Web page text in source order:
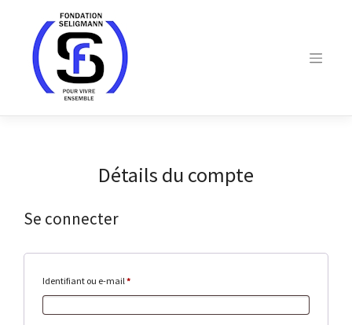
Détails du compte
Se connecter
Identifiant ou e-mail *Obligatoire